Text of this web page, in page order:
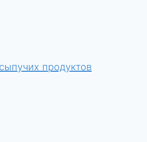
продуктов